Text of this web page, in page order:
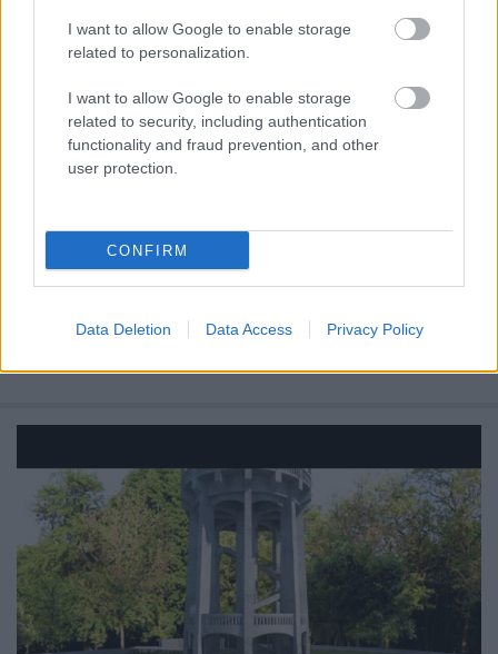
I want to allow Google to enable storage
related to personalization.
I want to allow Google to enable storage
related to security, including authentication
functionality and fraud prevention, and other
user protection.
CONFIRM
Data Deletion Data Access Privacy Policy
Jól haladnak a nagyerdei víztorony
2015. február 27.
A város új turisztikai látványossága lehet a
rekonstrukcióra 487 ...
2015. február 06.